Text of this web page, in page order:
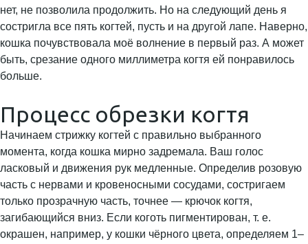
нет, не позволила продолжить. Но на следующий день я
состригла все пять когтей, пусть и на другой лапе. Наверно,
кошка почувствовала моё волнение в первый раз. А может
быть, срезание одного миллиметра когтя ей понравилось
больше.
Процесс обрезки когтя
Начинаем стрижку когтей с правильно выбранного
момента, когда кошка мирно задремала. Ваш голос
ласковый и движения рук медленные. Определив розовую
часть с нервами и кровеносными сосудами, состригаем
только прозрачную часть, точнее — крючок когтя,
загибающийся вниз. Если коготь пигментирован, т. е.
окрашен, например, у кошки чёрного цвета, определяем 1–